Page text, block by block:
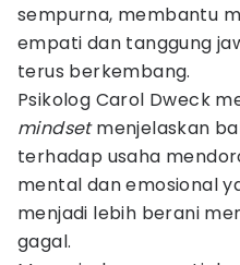
sempurna, membantu
empati dan tanggung
terus berkembang.
Psikolog Carol Dweck
mindsetmenjelaskan
terhadap usaha
mental dan emosional
menjadi lebih berani
gagal.